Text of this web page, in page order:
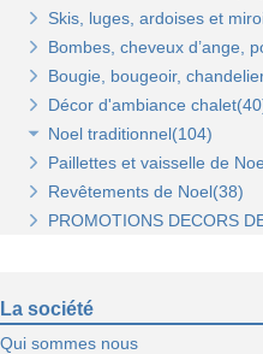
Bonhomme de neige(11)
Père Noel(13)
Skis, luges, ardoises et
Bombes, cheveux d’ange,
Bougie, bougeoir,
Décor d'ambiance
Noel traditionnel(104)
Décorations de sapin(45)
Stickers de Noel(23)
Centre de table, décors
Paillettes et vaisselle de
Revêtements de Noel(38)
PROMOTIONS DECORS
La société
Qui sommes nous